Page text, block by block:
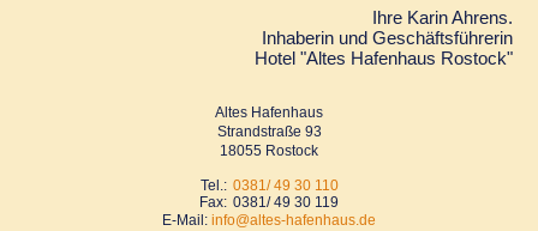
Ihre Karin Ahrens.
Inhaberin und Geschäftsführerin
Hotel "Altes Hafenhaus Rostock"
Altes Hafenhaus
Strandstraße 93
18055 Rostock
Tel.:
Fax:
0381/ 49 30 110
0381/ 49 30 119
E-Mail: info@altes-hafenhaus.de